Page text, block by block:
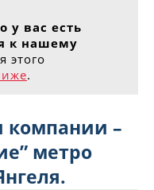
у вас есть
к нашему
этого
.
компании –
метро